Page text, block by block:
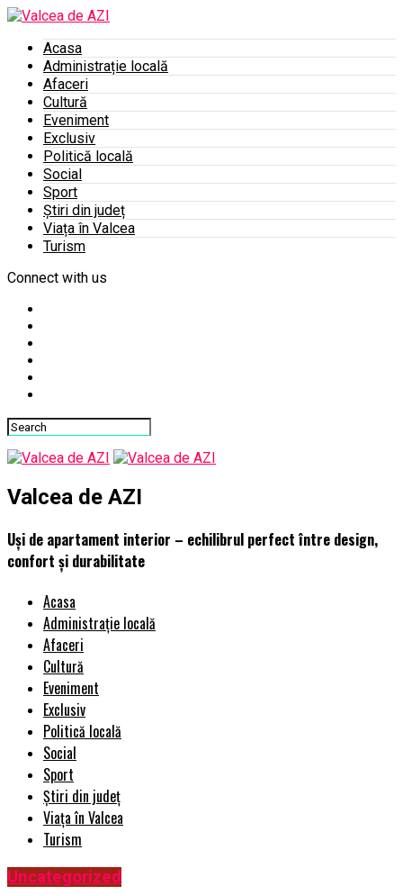
Acasa
Administrație locală
Afaceri
Cultură
Eveniment
Exclusiv
Politică locală
Social
Sport
Știri din județ
Viața în Valcea
Turism
Connect with us
Valcea de AZI
Uși de apartament interior – echilibrul perfect între design,
confort și durabilitate
Acasa
Administrație locală
Afaceri
Cultură
Eveniment
Exclusiv
Politică locală
Social
Sport
Știri din județ
Viața în Valcea
Turism
Uncategorized